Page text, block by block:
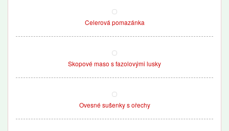
Celerová pomazánka
Skopové maso s fazolovými lusky
Ovesné sušenky s ořechy